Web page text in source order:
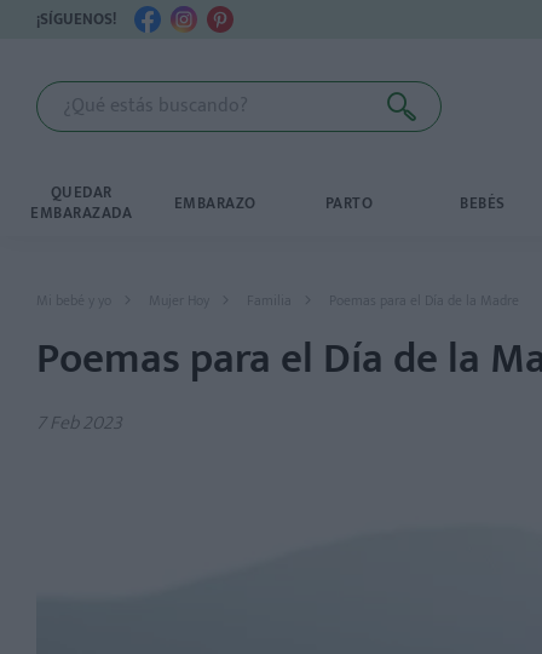
¡SÍGUENOS!
QUEDAR
EMBARAZADA EMBARAZO PARTO BEBÉS
Mi bebé y yo Mujer Hoy Familia Poemas para el Día de la Madre
Poemas para el Día de la
7 Feb 2023